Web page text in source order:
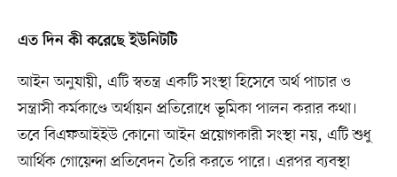
এত দিন কী করেছে ইউনিটটি
আইন অনুযায়ী, এটি স্বতন্ত্র একটি সংস্থা হিসেবে অর্থ পাচার ও
সন্ত্রাসী কর্মকাণ্ডে অর্থায়ন প্রতিরোধে ভূমিকা পালন করার কথা।
তবে বিএফআইইউ কোনো আইন প্রয়োগকারী সংস্থা নয়, এটি শুধু
আর্থিক গোয়েন্দা প্রতিবেদন তৈরি করতে পারে। এরপর ব্যবস্থা